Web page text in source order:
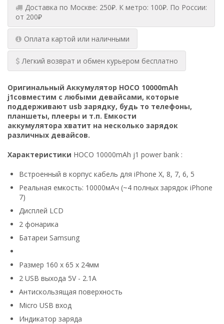
Доставка по Москве: 250₽. К метро: 100₽. По России:
от 200₽
Оплата картой или наличными
Легкий возврат и обмен курьером бесплатно
Оригинальный Аккумулятор HOCO 10000mAh
j1совместим с любыми девайсами, которые
поддерживают usb зарядку, будь то телефоны,
планшеты, плееры и т.п. Емкости
аккумулятора хватит на несколько зарядок
различных девайсов.
Характеристики HOCO 10000mAh j1 power bank :
Встроенный в корпус кабель для iPhone X, 8, 7, 6, 5
Реальная емкость: 10000мАч (~4 полных зарядок iPhone
7)
Дисплей LCD
2 фонарика
Батареи Samsung
Размер 160 x 65 х 24мм
2 USB выхода 5V - 2.1А
Антискользящая поверхность
Micro USB вход
Индикатор заряда